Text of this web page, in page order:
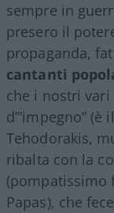
sempre in
presero il
propaganda,
cantanti
che i nostri vari
d’”impegno”
Tehodorakis,
ribalta con la
(pompatissimo
Papas), che